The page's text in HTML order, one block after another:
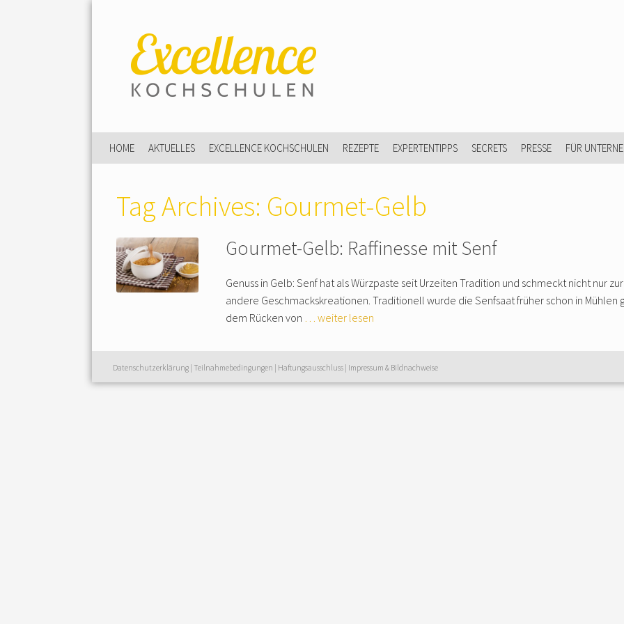
HOME AKTUELLES EXCELLENCE KOCHSCHULEN REZEPTE EXPERTENTIPPS SECRETS PRESSE FÜR
Tag Archives: Gourmet-Gelb
Gourmet-Gelb: Raffinesse mit Senf
Genuss in Gelb: Senf hat als Würzpaste seit Urzeiten Tradition und schmeckt nicht nur
andere Geschmackskreationen. Traditionell wurde die Senfsaat früher schon in
dem Rücken von
… weiter lesen
Datenschutzerklärung | Teilnahmebedingungen | Haftungsausschluss | Impressum & Bildnachweise